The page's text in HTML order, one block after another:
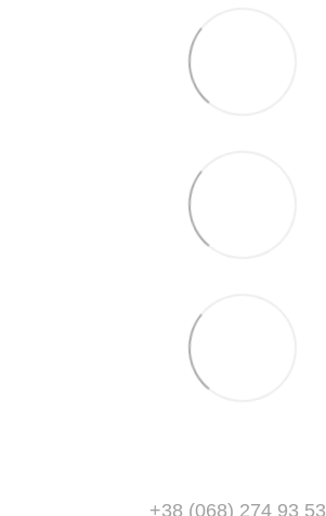
+38 (068) 274 93 53